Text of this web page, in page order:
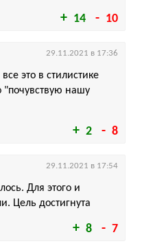
14 10
2 8
это в стилистике
нашу
29.11.2021 в 17:36
8 7
Для этого и
Цель достигнута
29.11.2021 в 17:54